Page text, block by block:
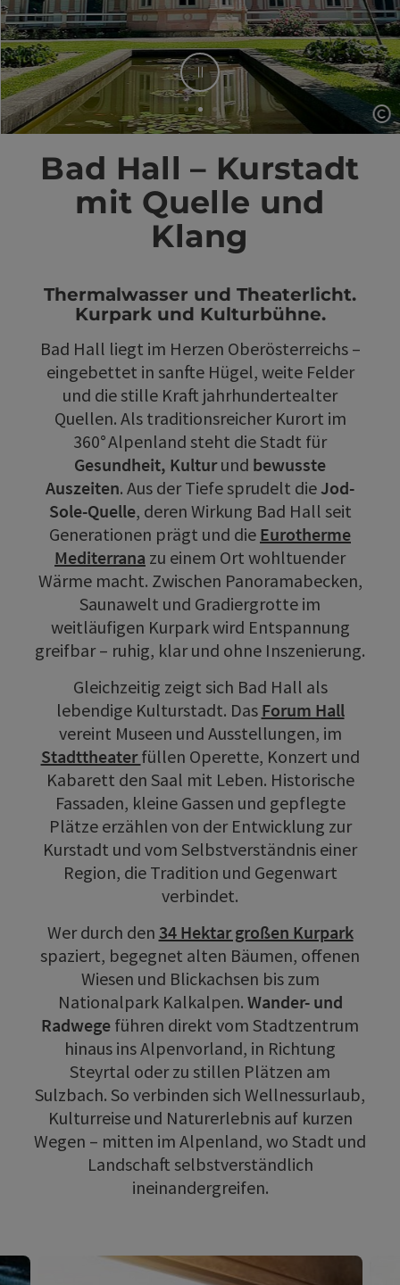
Stop
Bad Hall – Kurstadt
mit Quelle und
Klang
Thermalwasser und Theaterlicht.
Kurpark und Kulturbühne.
Bad Hall liegt im Herzen Oberösterreichs –
eingebettet in sanfte Hügel, weite Felder
und die stille Kraft jahrhundertealter
Quellen. Als traditionsreicher Kurort im
360° Alpenland steht die Stadt für
Gesundheit, Kulturund bewusste
Auszeiten. Aus der Tiefe sprudelt die Jod-
Sole-Quelle, deren Wirkung Bad Hall seit
Generationen prägt und die Eurotherme
Mediterrana zu einem Ort wohltuender
Wärme macht. Zwischen Panoramabecken,
Saunawelt und Gradiergrotte im
weitläufigen Kurpark wird Entspannung
greifbar – ruhig, klar und ohne Inszenierung.
Gleichzeitig zeigt sich Bad Hall als
lebendige Kulturstadt. Das Forum Hall
vereint Museen und Ausstellungen, im
Stadttheaterfüllen Operette, Konzert und
Kabarett den Saal mit Leben. Historische
Fassaden, kleine Gassen und gepflegte
Plätze erzählen von der Entwicklung zur
Kurstadt und vom Selbstverständnis einer
Region, die Tradition und Gegenwart
verbindet.
Wer durch den 34 Hektar großen Kurpark
spaziert, begegnet alten Bäumen, offenen
Wiesen und Blickachsen bis zum
Nationalpark Kalkalpen. Wander- und
Radwege führen direkt vom Stadtzentrum
hinaus ins Alpenvorland, in Richtung
Steyrtal oder zu stillen Plätzen am
Sulzbach. So verbinden sich Wellnessurlaub,
Kulturreise und Naturerlebnis auf kurzen
Wegen – mitten im Alpenland, wo Stadt und
Landschaft selbstverständlich
ineinandergreifen.